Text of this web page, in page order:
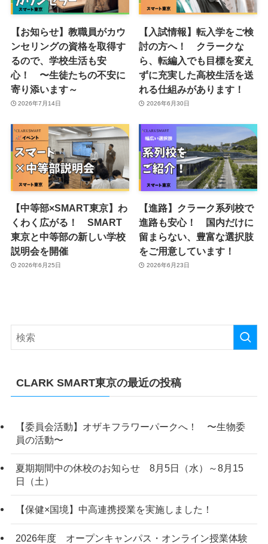
【お知らせ】教職員がカウ
ンセリングの資格を取得す
るので、学校生活も安
心！ 〜生徒たちの不安に
寄り添います～
2026年7月14日
【入試情報】転入学をご検
討の方へ！ クラークな
ら、転編入でも目標を変え
ずに充実した高校生活を送
れる仕組みがあります！
2026年6月30日
【中等部×SMART東京】わ
くわく広がる！ SMART
東京と中等部の新しい学校
説明会を開催
2026年6月25日
【進路】クラーク系列校で
進路も安心！ 国内だけに
留まらない、豊富な選択肢
をご用意しています！
2026年6月23日
CLARK SMART東京の最近の投稿
【委員会活動】オザキフラワーパークへ！ 〜生物委
員の活動〜
夏期期間中の休校のお知らせ 8月5日（水）～8月15
日（土）
【保健×国境】中高連携授業を実施しました！
2026年度 オープンキャンパス・オンライン授業体験